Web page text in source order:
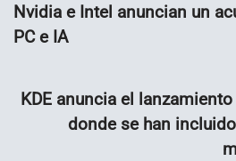
Nvidia e Intel anuncian un
PC e IA
KDE anuncia el
donde se han